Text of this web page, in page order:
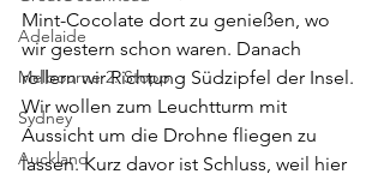
Adelaide
Melbourne 2. Stopp
Sydney
Auckland
Mint-Cocolate dort zu genießen, wo
wir gestern schon waren. Danach
rollern wir Richtung Südzipfel der Insel.
Wir wollen zum Leuchtturm mit
Aussicht um die Drohne fliegen zu
lassen. Kurz davor ist Schluss, weil hier